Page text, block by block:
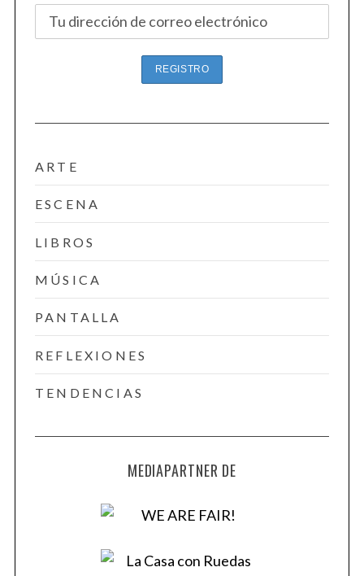
ARTE
ESCENA
LIBROS
MÚSICA
PANTALLA
REFLEXIONES
TENDENCIAS
MEDIAPARTNER DE